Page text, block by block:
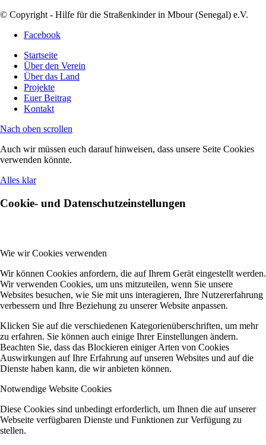
© Copyright - Hilfe für die Straßenkinder in Mbour (Senegal) e.V.
Facebook
Startseite
Über den Verein
Über das Land
Projekte
Euer Beitrag
Kontakt
Nach oben scrollen
Auch wir müssen euch darauf hinweisen, dass unsere Seite Cookies
verwenden könnte.
Alles klar
Cookie- und Datenschutzeinstellungen
Wie wir Cookies verwenden
Wir können Cookies anfordern, die auf Ihrem Gerät eingestellt werden.
Wir verwenden Cookies, um uns mitzuteilen, wenn Sie unsere
Websites besuchen, wie Sie mit uns interagieren, Ihre Nutzererfahrung
verbessern und Ihre Beziehung zu unserer Website anpassen.
Klicken Sie auf die verschiedenen Kategorienüberschriften, um mehr
zu erfahren. Sie können auch einige Ihrer Einstellungen ändern.
Beachten Sie, dass das Blockieren einiger Arten von Cookies
Auswirkungen auf Ihre Erfahrung auf unseren Websites und auf die
Dienste haben kann, die wir anbieten können.
Notwendige Website Cookies
Diese Cookies sind unbedingt erforderlich, um Ihnen die auf unserer
Webseite verfügbaren Dienste und Funktionen zur Verfügung zu
stellen.